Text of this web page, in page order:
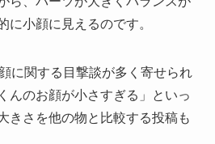
に小顔に見えるのです。
に関する目撃談が多く寄せられ
んのお顔が小さすぎる」といっ
きさを他の物と比較する投稿も